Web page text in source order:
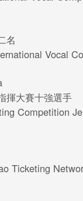
名
Vocal
揮大賽十強選手
Competition
Ticketing